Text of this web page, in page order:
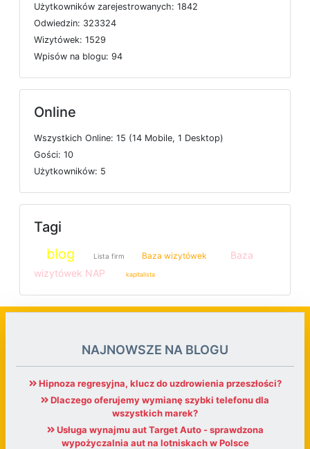
Użytkowników zarejestrowanych: 1842
Odwiedzin: 323324
Wizytówek: 1529
Wpisów na blogu: 94
Online
Wszystkich Online: 15 (14 Mobile, 1 Desktop)
Gości: 10
Użytkowników: 5
Tagi
blog
Lista firm Baza wizytówek
Baza
wizytówek NAP
kapitalista
NAJNOWSZE NA BLOGU
Hipnoza regresyjna, klucz do uzdrowienia przeszłości?
Dlaczego oferujemy wymianę szybki telefonu dla
wszystkich marek?
Usługa wynajmu aut Target Auto - sprawdzona
wypożyczalnia aut na lotniskach w Polsce